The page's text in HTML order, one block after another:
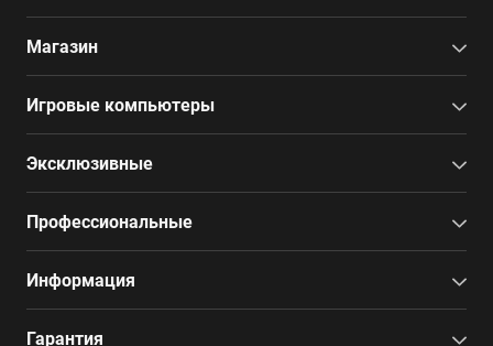
Магазин
Игровые компьютеры
Эксклюзивные
Профессиональные
Информация
Гарантия